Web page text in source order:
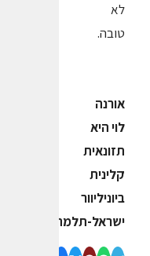
לא
טובה.
אורנה
לוי היא
תזונאית
קלינית
ביוניליוור
ישראל-תלמה